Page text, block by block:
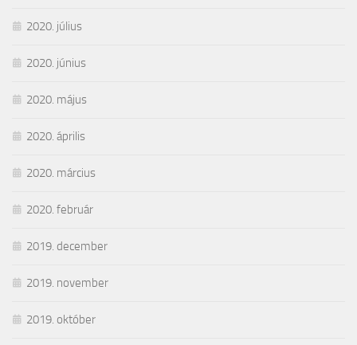
2020. július
2020. június
2020. május
2020. április
2020. március
2020. február
2019. december
2019. november
2019. október